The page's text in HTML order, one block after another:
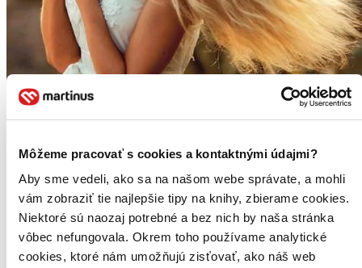
Môžeme pracovať s cookies a kontaktnými údajmi?
Aby sme vedeli, ako sa na našom webe správate, a mohli
vám zobraziť tie najlepšie tipy na knihy, zbierame cookies.
Niektoré sú naozaj potrebné a bez nich by naša stránka
vôbec nefungovala. Okrem toho používame analytické
cookies, ktoré nám umožňujú zisťovať, ako náš web
Trpká príchuť klamstva
Viktória Dominová
Ľútosť nie je niečo, čo má Ema vo svojej emocionálnej výbave. Je
rozmaznaná, prostoreká, krutá a nebojí sa uchýliť aj k šikane.
Napriek tomu sa v nej prebudí súcit, keď jeden večer prichytí